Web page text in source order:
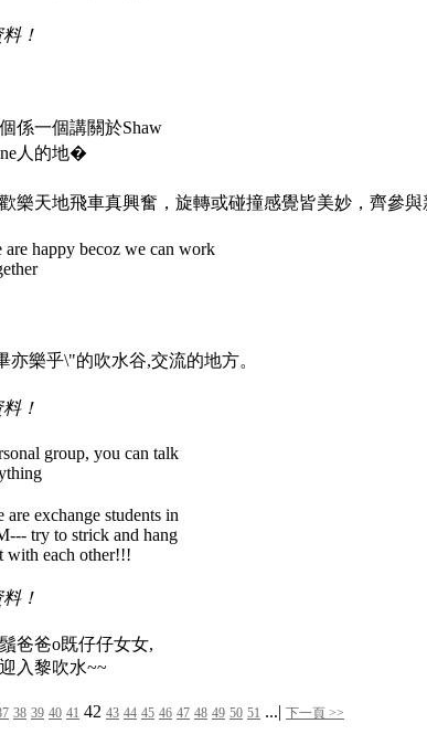
！
係一個講關於Shaw
人的地�
樂天地飛車真興奮，旋轉或碰撞感覺皆美妙，齊參
are happy becoz we can work
亦樂乎\"的吹水谷,交流的地方。
！
group, you can talk
are exchange students in
try to strick and hang
with each other!!!
！
爸爸o既仔仔女女,
入黎吹水~~
38 39 40 41 42 43 44 45 46 47 48 49 50 51 ...| 下一頁 >>